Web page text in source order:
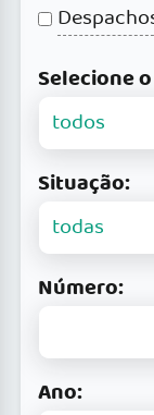
Selecione
Situação:
Número:
Ano: